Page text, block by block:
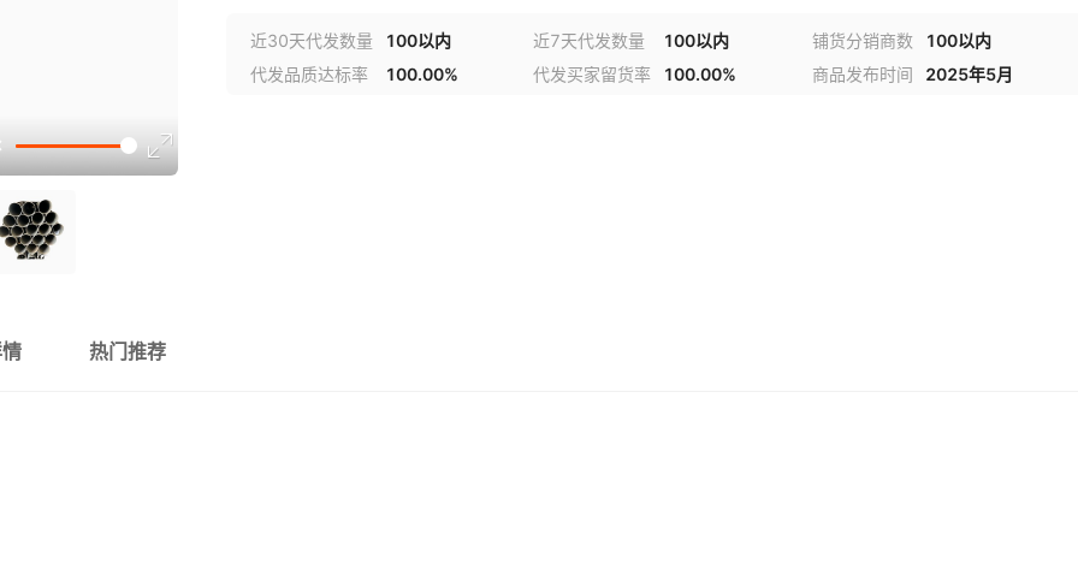
近30天代发数量 100以内 近7天代发数量 100以内 铺货分销商数
100以内
代发品质达标率
100.00% 代发买家留货率 100.00% 商品发布时间 2025年5月
热门推荐